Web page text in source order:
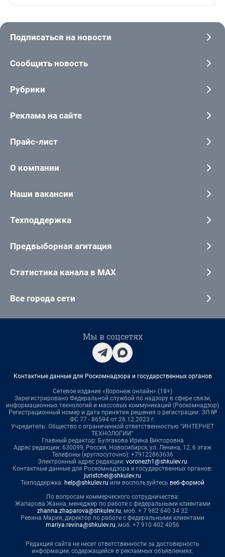
Подписаться на новости
Сообщить новость
Рубрики
Реклама на сайте
Прайс-лист
О компании
Наши вакансии
Техподдержка
Предвыборная агитация
Статистика канала в MAX
Все города сети
Мы в соцсетях
Контактные данные для Роскомнадзора и государственных органов
Сетевое издание «Воронеж онлайн» (18+)
Зарегистрировано Федеральной службой по надзору в сфере связи,
информационных технологий и массовых коммуникаций (Роскомнадзор)
Регистрационный номер и дата принятия решения о регистрации: ЭЛ №
ФС 77 - 86594 от 26.12.2023 г.
Учредитель: Общество с ограниченной ответственностью "ИНТЕРНЕТ
ТЕХНОЛОГИИ"
Главный редактор: Булгакова Ирина Викторовна
Адрес редакции: 630099, Россия, Новосибирск, ул. Ленина, 12, 6 этаж
Телефоны (круглосуточно): +79122863636
Электронный адрес редакции: voronezh1@shkulev.ru
Контактные данные для Роскомнадзора и государственных органов:
juristchel@shkulev.ru
Техподдержка: help@shkulev.ru или воспользуйтесь веб-формой
По вопросам коммерческого сотрудничества:
Жапарова Жанна, менеджер по работе с федеральными клиентами
zhanna.zhaparova@shkulev.ru, моб. + 7 982 640 34 32
Ревина Мария, директор по работе с федеральными клиентами
mariya.revina@shkulev.ru, моб. +7 910 402 4056
Редакция сайта не несет ответственности за достоверность
информации, содержащейся в рекламных объявлениях.